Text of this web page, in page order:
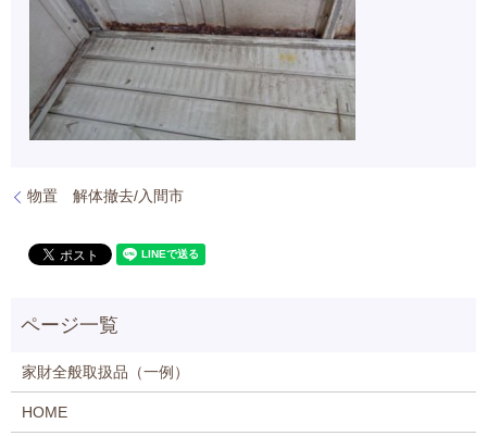
物置 解体撤去/入間市
家財全般取扱品（一例）
HOME